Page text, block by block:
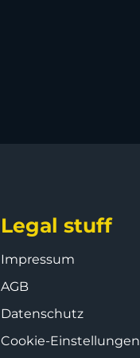
Legal stuff
Impressum
AGB
Datenschutz
Cookie-Einstellungen